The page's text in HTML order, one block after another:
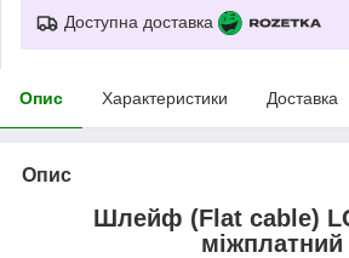
Доступна доставка
Опис Характеристики Доставка
Опис
Шлейф (Flat cable)
міжплатний